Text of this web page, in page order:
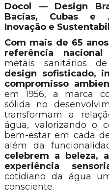
Docol — Design
Bacias, Cubas e
Inovação e
Com mais de 65
referência
metais sanitários
design sofisticado,
compromisso
em 1956, a marca
sólida no
transformam a
água, valorizando o
bem-estar em cada
além da
celebrem a beleza,
experiência
cotidiano da água
consciente.